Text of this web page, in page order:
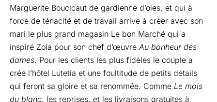
Marguerite Boucicaut de gardienne d’oies, et qui à
force de ténacité et de travail arrive à créer avec son
mari le plus grand magasin Le bon Marché qui a
inspiré Zola pour son chef d’œuvre Au bonheur des
dames. Pour les clients les plus fidèles le couple a
créé l’hôtel Lutetia et une foultitude de petits détails
qui feront sa gloire et sa renommée. Comme Le mois
du blanc, les reprises, et les livraisons gratuites à